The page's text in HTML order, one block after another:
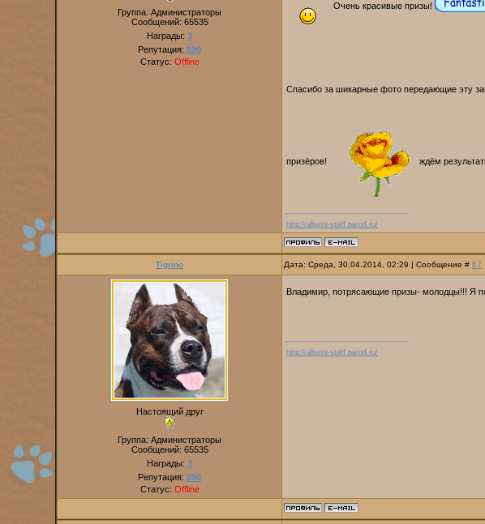
Группа: Администраторы
Сообщений: 65535
Награды: 3
Репутация: 890
Статус: Offline
Очень красивые призы!
Спасибо за шикарные фото передающие эту
призёров! ждём
http://alterra-staff.narod.ru/
Tigrino Дата: Среда, 30.04.2014, 02:29 | Сообщение # 67
Настоящий друг
Группа: Администраторы
Сообщений: 65535
Награды: 3
Репутация: 890
Статус: Offline
Владимир, потрясающие призы- молодцы!!! Я
http://alterra-staff.narod.ru/